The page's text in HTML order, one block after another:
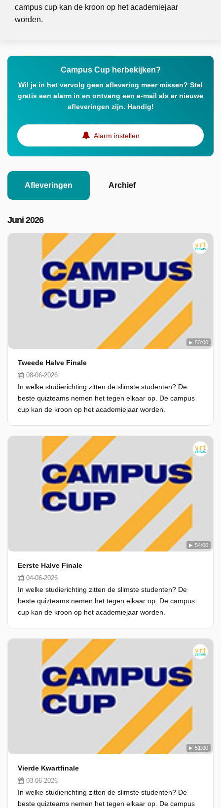
campus cup kan de kroon op het academiejaar
worden.
Campus Cup herbekijken?
Wil je in het vervolg geen aflevering meer missen? Stel
gratis een alarm in en ontvang een e-mail als er nieuwe
afleveringen zijn. Handig!
Alarm instellen
Afleveringen Archief
Juni 2026
53:00
Tweede Halve Finale
08-06-2026
In welke studierichting zitten de slimste studenten? De
beste quizteams nemen het tegen elkaar op. De campus
cup kan de kroon op het academiejaar worden.
54:00
Eerste Halve Finale
04-06-2026
In welke studierichting zitten de slimste studenten? De
beste quizteams nemen het tegen elkaar op. De campus
cup kan de kroon op het academiejaar worden.
51:00
Vierde Kwartfinale
03-06-2026
In welke studierichting zitten de slimste studenten? De
beste quizteams nemen het tegen elkaar op. De campus